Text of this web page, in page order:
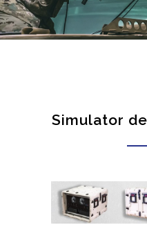
Simulator